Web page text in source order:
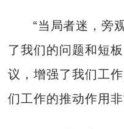
“当局者迷，旁
了我们的问题和短
议，增强了我们工
们工作的推动作用非